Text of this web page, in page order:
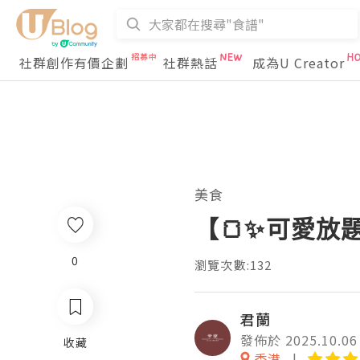
社群創作有價企劃 社群熱話 成為U Creator
美食
【🍞✨可愛
瀏覽次數:132
君蘭
發佈於 2025.10.06
0
收藏